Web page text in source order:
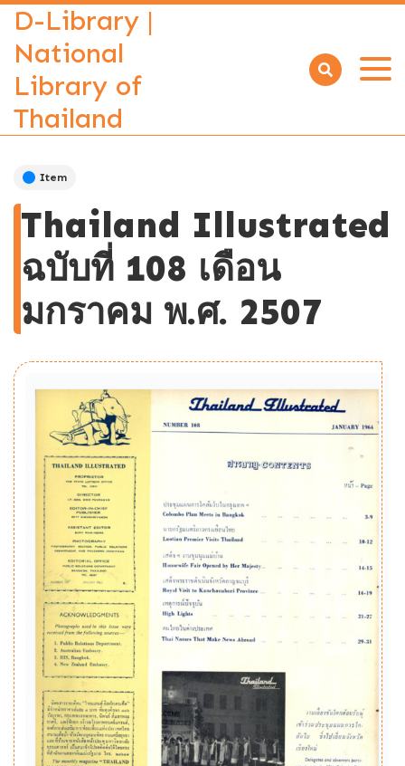
D-Library |
National
Library of
Thailand
Open
Item
Thailand Illustrated
ฉบับที่ 108 เดือน
มกราคม พ.ศ. 2507